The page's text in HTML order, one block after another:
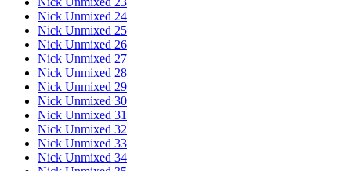
Nick Unmixed 24
Nick Unmixed 25
Nick Unmixed 26
Nick Unmixed 27
Nick Unmixed 28
Nick Unmixed 29
Nick Unmixed 30
Nick Unmixed 31
Nick Unmixed 32
Nick Unmixed 33
Nick Unmixed 34